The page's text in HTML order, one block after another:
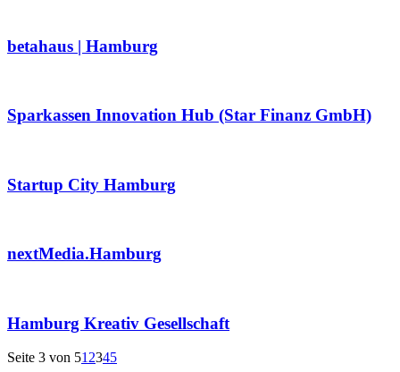
betahaus | Hamburg
Sparkassen Innovation Hub (Star Finanz GmbH)
Startup City Hamburg
nextMedia.Hamburg
Hamburg Kreativ Gesellschaft
Seite 3 von 51 2345